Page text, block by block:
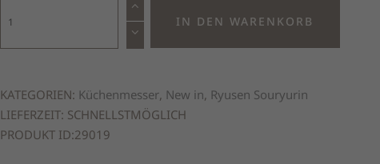
Souryurin
Menge
IN DEN WARENKORB
KATEGORIEN: Küchenmesser, New in, Ryusen Souryurin
LIEFERZEIT: SCHNELLSTMÖGLICH
PRODUKT ID:29019